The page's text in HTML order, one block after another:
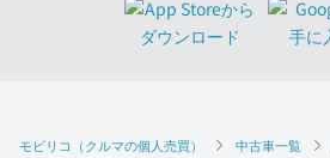
モビリコ（クルマの個人売買） 中古車一覧